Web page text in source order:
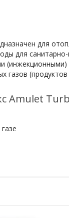
для
для
газов (продуктов
Amulet